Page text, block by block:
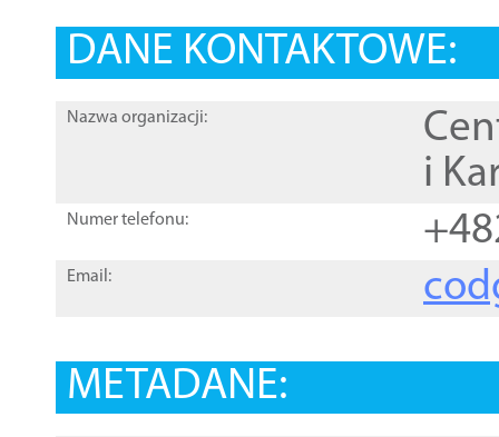
DANE KONTAKTOWE:
Nazwa organizacji:
i
Numer telefonu:
Email:
METADANE: